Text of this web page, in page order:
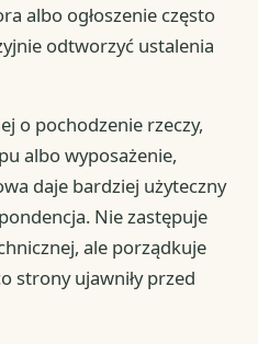
albo ogłoszenie często
odtworzyć ustalenia
o pochodzenie rzeczy,
albo wyposażenie,
daje bardziej użyteczny
Nie zastępuje
ale porządkuje
strony ujawniły przed